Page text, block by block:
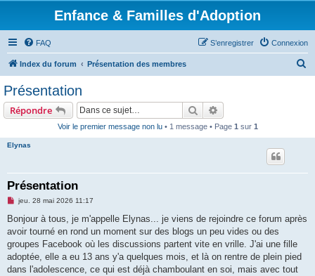
Enfance & Familles d'Adoption
FAQ Connexion
S’enregistrer
Index du forum Présentation des membres
Présentation
Répondre Rechercher
Voir le premier message non lu• 1 message • Page 1 sur 1
Elynas
Présentation
M
s
a
g
n
o
jeu. 28 mai 2026 11:17
Bonjour à tous, je m'appelle Elynas... je viens de rejoindre ce forum après
avoir tourné en rond un moment sur des blogs un peu vides ou des
groupes Facebook où les discussions partent vite en vrille. J'ai une fille
adoptée, elle a eu 13 ans y'a quelques mois, et là on rentre de plein pied
dans l'adolescence, ce qui est déjà chamboulant en soi, mais avec tout